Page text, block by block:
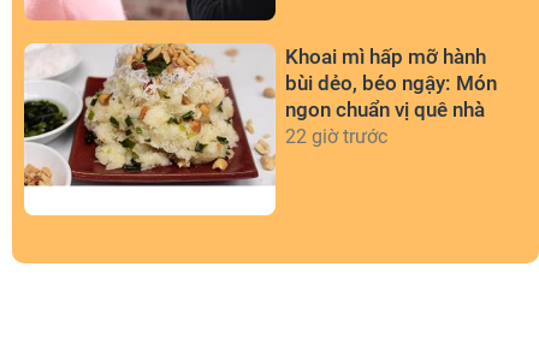
Khoai mì hấp mỡ hành
bùi dẻo, béo ngậy: Món
ngon chuẩn vị quê nhà
22 giờ trước